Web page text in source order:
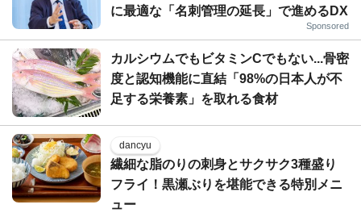
に最適な「名刺管理の延長」で進めるDX
Sponsored
カルシウムでもビタミンCでもない...骨密
度と認知機能に直結「98%の日本人が不
足する栄養素」を取れる食材
dancyu
繊細な脂のりの刺身とサクサク3種盛り
フライ！黒瀬ぶりを堪能できる特別メニ
ュー